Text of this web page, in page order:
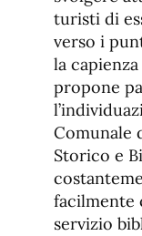
turisti di
verso i
la
propone
Comunale
Storico e
facilmente
servizio